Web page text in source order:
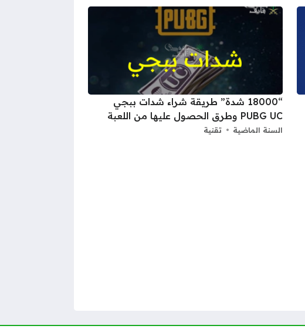
“18000 شدة” طريقة شراء شدات ببجي
PUBG UC وطرق الحصول عليها من اللعبة
السنة الماضية تقنية